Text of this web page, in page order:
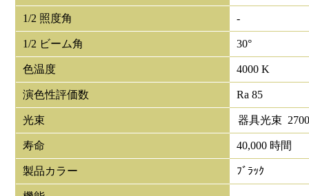
1/2 照度角 -
1/2 ビーム角 30°
色温度 4000 K
演色性評価数 Ra 85
光束 器具光束
寿命 40,000 時間
製品カラー ﾌﾞﾗｯｸ